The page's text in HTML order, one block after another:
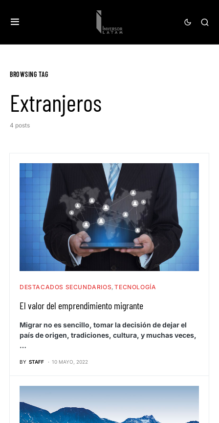
BROWSING TAG
Extranjeros
4 posts
DESTACADOS SECUNDARIOS TECNOLOGÍA
El valor del emprendimiento migrante
Migrar no es sencillo, tomar la decisión de dejar el
país de origen, tradiciones, cultura, y muchas veces,
…
BY STAFF 10 MAYO, 2022